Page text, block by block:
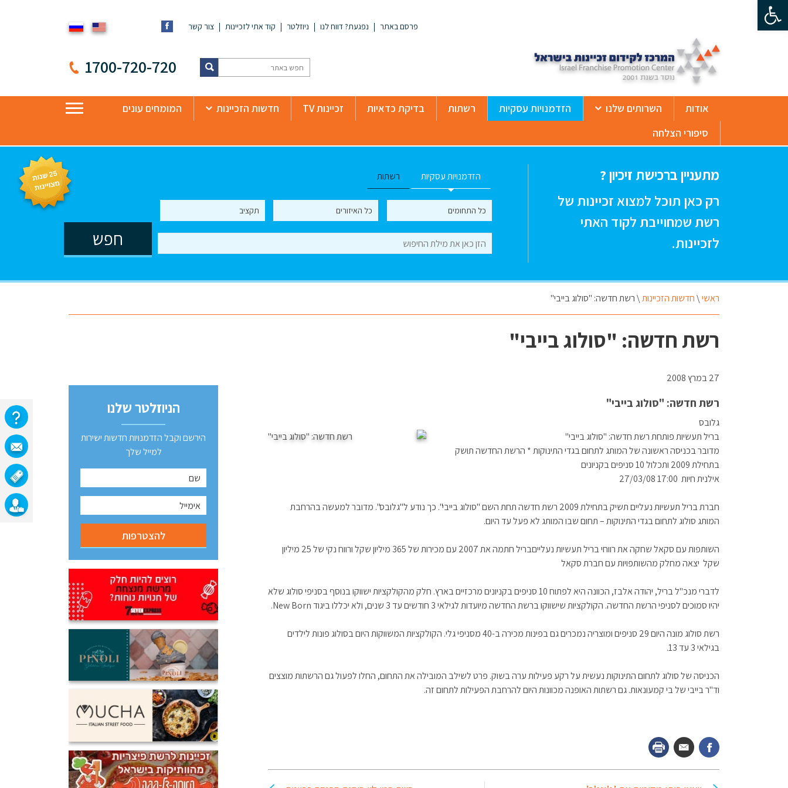
פתח סרגל נגישות
פרסם באתר נפגעת? דווח לנו ניוזלטר קוד אתי לזכיינות צור קשר
1700-720-720
אודות השרותים שלנו הזדמנויות עסקיות רשתות בדיקת כדאיות זכיינות TV חדשות הזכיינות
המומחים עונים
סיפורי הצלחה
מתעניין ברכישת זיכיון ?
רק כאן תוכל למצוא זכיינות של
רשת שמחוייבת לקוד האתי
לזכיינות.
הזדמנויות עסקיות רשתות
ראשי\חדשות הזכיינות\רשת חדשה: "סולוג בייבי"
רשת חדשה: "סולוג בייבי"
27 במרץ 2008
רשת חדשה: "סולוג בייבי"
גלובס
בריל תעשיות פותחת רשת חדשה: "סולוג בייבי"
מדובר בכניסה ראשונה של המותג לתחום בגדי התינוקות * הרשת החדשה תושק
בתחילת 2009 ותכלול 10 סניפים בקניונים
חברת בריל תעשיות נעליים תשיק בתחילת 2009 רשת חדשה תחת השם "סולוג בייבי". כך נודע ל"גלובס". מדובר למעשה בהרחבת
המותג סולוג לתחום בגדי התינוקות – תחום שבו המותג לא פעל עד היום.
השותפות עם סקאל שחקה את רווחי בריל תעשיות נעלייםבריל חתמה את 2007 עם מכירות של 365 מיליון שקל ורווח נקי של 25 מיליון
שקל יצאה מחלק מהשותפויות עם חברת סקאל
לדברי מנכ"ל בריל, יהודה אלבז, הכוונה היא לפתוח 10 סניפים בקניונים מרכזיים בארץ. חלק מהקולקציות ישווקו בנוסף בסניפי סולוג שלא
יהיו סמוכים לסניפי הרשת החדשה. הקולקציות שישווקו ברשת החדשה מיועדות לגילאי 3 חודשים עד 3 שנים, ולא יכללו ביגוד New Born.
רשת סולוג מונה היום 29 סניפים ומוצריה נמכרים גם בפינות מכירה ב-40 מסניפי גלי. הקולקציות המשווקות היום בסולוג פונות לילדים
בגילאי 3 עד 13.
הכניסה של סולוג לתחום התינוקות נעשית על רקע פעילות ערה בשוק. פרט לשילב המובילה את התחום, החלו לפעול גם הרשתות מוצצים
וד"ר בייבי של בי קמעונאות. גם רשתות האופנה מכוונות היום להרחבת הפעילות לתחום זה.
הניוזלטר שלנו
הירשם וקבל הזדמנויות חדשות ישירות
למייל שלך